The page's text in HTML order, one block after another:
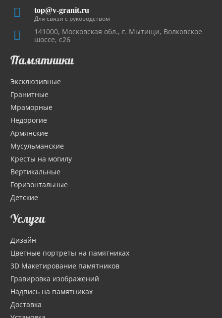
top@v-granit.ru
Для связи с руководством
141000, Московская обл., г. Мытищи, Волковское
шоссе, с26
Памятники
Эксклюзивные
Гранитные
Мраморные
Недорогие
Армянские
Мусульманские
Кресты на могилу
Вертикальные
Горизонтальные
Детские
Услуги
Дизайн
Цветные портреты на памятниках
3D Макетирование памятников
Гравировка изображений
Надпись на памятниках
Доставка